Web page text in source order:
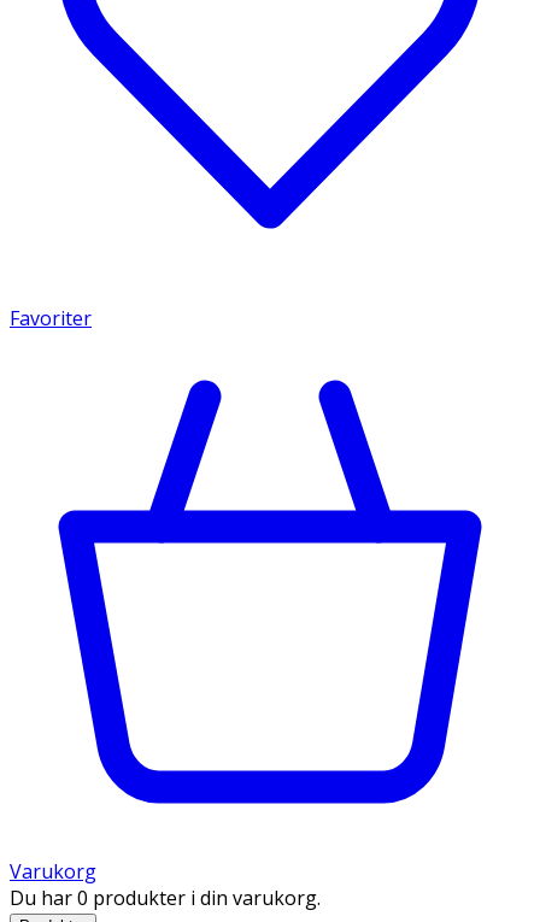
Favoriter
Varukorg
Du har 0 produkter i din varukorg.